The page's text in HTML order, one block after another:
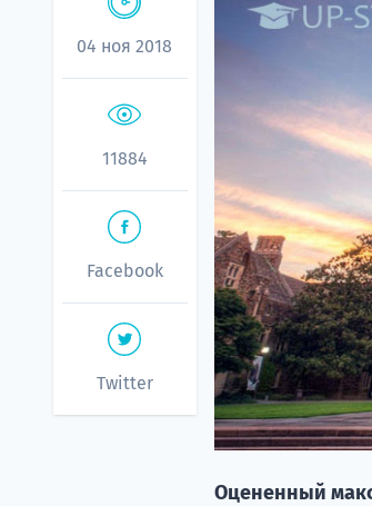
04 ноя 2018
11884
Facebook
Twitter
Оцененный